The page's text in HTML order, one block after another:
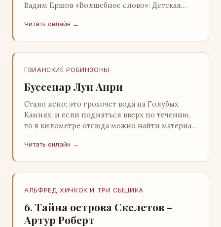
Вадим Ершов «Волшебное слово»: Детская
Александровна ОСЕЕВ…
Читать онлайн →
ГВИАНСКИЕ РОБИНЗОНЫ
Буссенар Луи Анри
Стало ясно: это грохочет вода на Голубых
Камнях, и если подняться вверх по течению,
то в километре отсюда можно найти материал
крас…
Читать онлайн →
АЛЬФРЕД ХИЧКОК И ТРИ СЫЩИКА
6. Тайна острова Скелетов –
Артур Роберт